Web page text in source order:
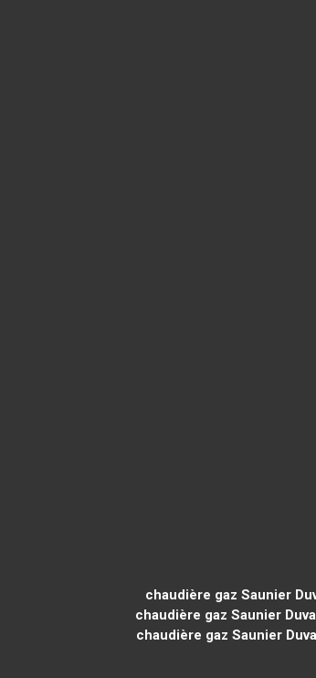
chaudière gaz Saunier
chaudière gaz Saunier
chaudière gaz Saunier